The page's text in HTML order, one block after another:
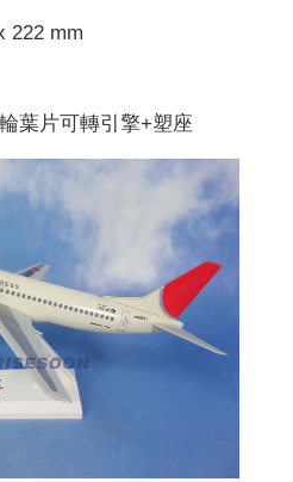
222 mm
葉片可轉引擎+塑座